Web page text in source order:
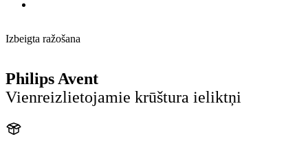
Izbeigta ražošana
Philips Avent
Vienreizlietojamie krūštura ieliktņi